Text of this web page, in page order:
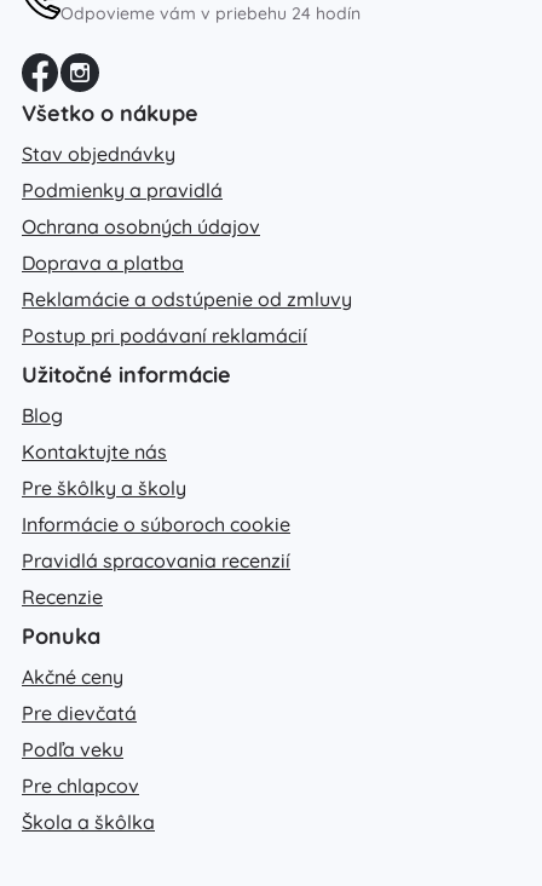
Odpovieme vám v priebehu 24 hodín
Všetko o nákupe
Stav objednávky
Podmienky a pravidlá
Ochrana osobných údajov
Doprava a platba
Reklamácie a odstúpenie od zmluvy
Postup pri podávaní reklamácií
Užitočné informácie
Blog
Kontaktujte nás
Pre škôlky a školy
Informácie o súboroch cookie
Pravidlá spracovania recenzií
Recenzie
Ponuka
Akčné ceny
Pre dievčatá
Podľa veku
Pre chlapcov
Škola a škôlka